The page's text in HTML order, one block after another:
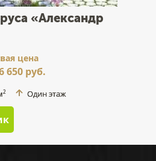
«Александр
цена
650 руб.
2 Один этаж